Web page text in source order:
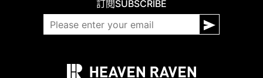
訂閱SUBSCRIBE